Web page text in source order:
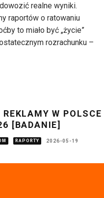
realne wyniki.
raportów o ratowaniu
to miało być „życie”
rozrachunku –
W POLSCE
[BADANIE]
RAPORTY 2026-05-19